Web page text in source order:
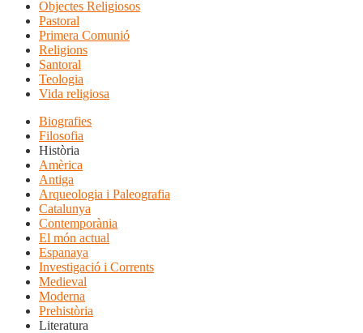
Objectes Religiosos
Pastoral
Primera Comunió
Religions
Santoral
Teologia
Vida religiosa
Biografies
Filosofia
Història
Amèrica
Antiga
Arqueologia i Paleografia
Catalunya
Contemporània
El món actual
Espanaya
Investigació i Corrents
Medieval
Moderna
Prehistòria
Literatura